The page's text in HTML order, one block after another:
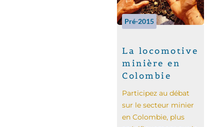
Pré-2015
La locomotive
minière en
Colombie
Participez au débat
sur le secteur minier
en Colombie, plus